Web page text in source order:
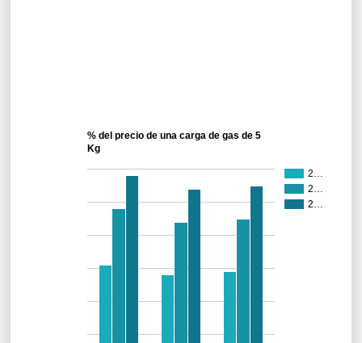
% del precio de una carga de gas de 5
Kg
2…
2…
2…